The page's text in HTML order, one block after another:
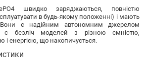
швидко заряджаються, повністю
в будь-якому положенні) і мають
Вони є надійним автономним джерелом
є безліч моделей з різною ємністю,
і енергією, що накопичується.